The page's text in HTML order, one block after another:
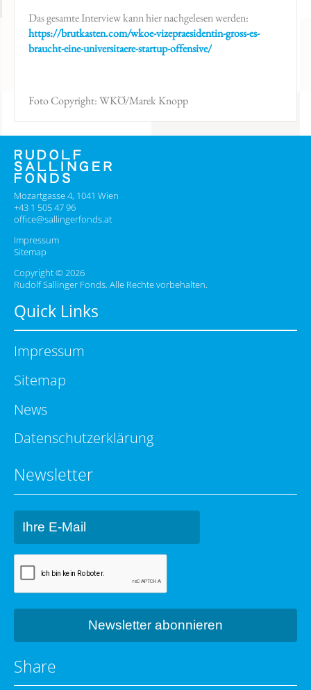
Das gesamte Interview kann hier nachgelesen werden:
https://brutkasten.com/wkoe-vizepraesidentin-gross-es-
braucht-eine-universitaere-startup-offensive/
Foto Copyright: WKÖ/Marek Knopp
Mozartgasse 4, 1041 Wien
+43 1 505 47 96
office@sallingerfonds.at
Impressum
Sitemap
Copyright © 2026
Rudolf Sallinger Fonds. Alle Rechte vorbehalten.
Quick Links
Impressum
Sitemap
News
Datenschutzerklärung
Newsletter
Share